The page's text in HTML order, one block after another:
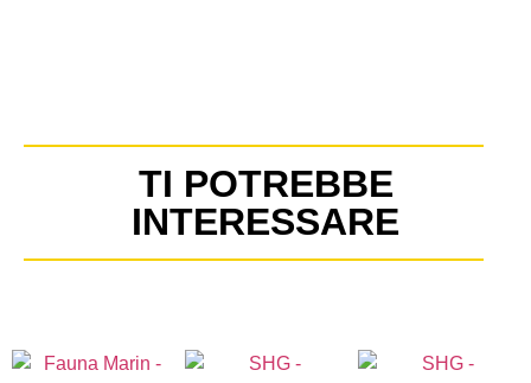
TI POTREBBE
INTERESSARE